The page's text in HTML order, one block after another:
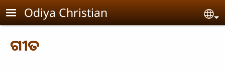
Skip to main content
Odiya Christian
ଗୀତ